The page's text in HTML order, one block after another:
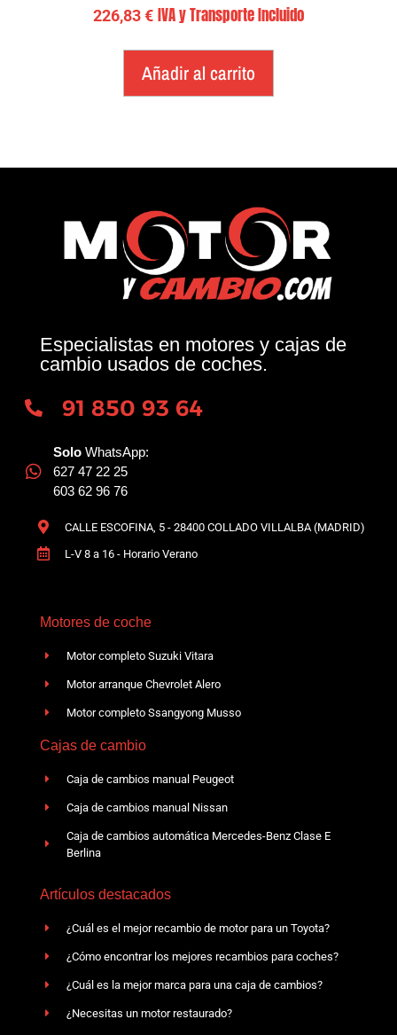
226,83€ IVA y Transporte Incluido
Añadir al carrito
Especialistas en motores y cajas de
cambio usados de coches.
91 850 93 64
Solo WhatsApp:
627 47 22 25
603 62 96 76
CALLE ESCOFINA, 5 - 28400 COLLADO VILLALBA (MADRID)
L-V 8 a 16 - Horario Verano
Motores de coche
Motor completo Suzuki Vitara
Motor arranque Chevrolet Alero
Motor completo Ssangyong Musso
Cajas de cambio
Caja de cambios manual Peugeot
Caja de cambios manual Nissan
Caja de cambios automática Mercedes-Benz Clase E
Berlina
Artículos destacados
¿Cuál es el mejor recambio de motor para un Toyota?
¿Cómo encontrar los mejores recambios para coches?
¿Cuál es la mejor marca para una caja de cambios?
¿Necesitas un motor restaurado?